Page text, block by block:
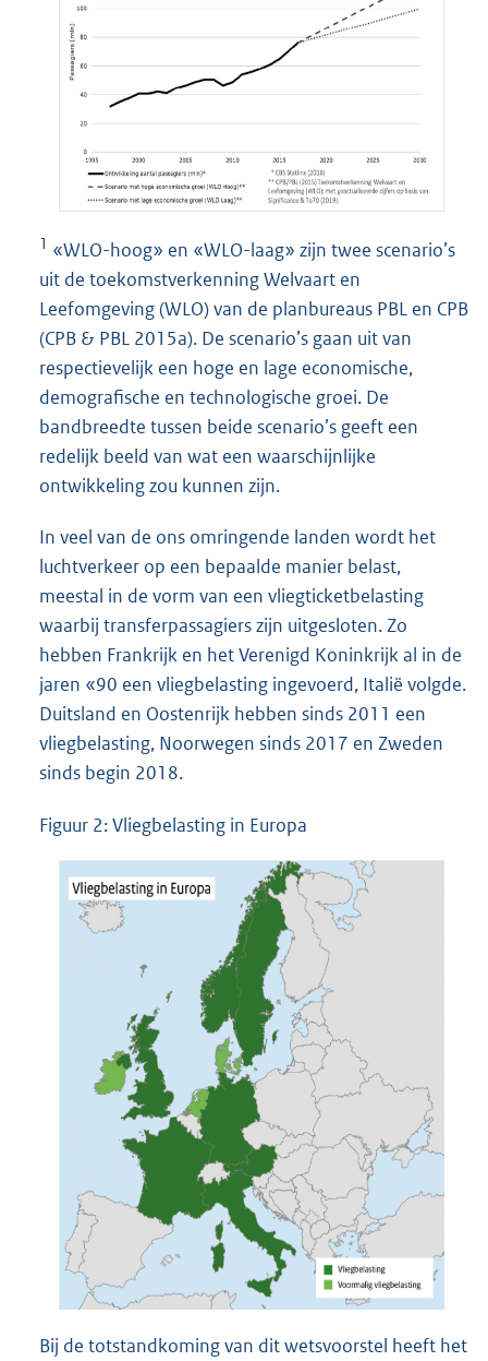
1 «WLO-hoog» en «WLO-laag» zijn twee scenario’s
uit de toekomstverkenning Welvaart en
Leefomgeving (WLO) van de planbureaus PBL en CPB
(CPB & PBL 2015a). De scenario’s gaan uit van
respectievelijk een hoge en lage economische,
demografische en technologische groei. De
bandbreedte tussen beide scenario’s geeft een
redelijk beeld van wat een waarschijnlijke
ontwikkeling zou kunnen zijn.
In veel van de ons omringende landen wordt het
luchtverkeer op een bepaalde manier belast,
meestal in de vorm van een vliegticketbelasting
waarbij transferpassagiers zijn uitgesloten. Zo
hebben Frankrijk en het Verenigd Koninkrijk al in de
jaren «90 een vliegbelasting ingevoerd, Italië volgde.
Duitsland en Oostenrijk hebben sinds 2011 een
vliegbelasting, Noorwegen sinds 2017 en Zweden
sinds begin 2018.
Figuur 2: Vliegbelasting in Europa
Bij de totstandkoming van dit wetsvoorstel heeft het